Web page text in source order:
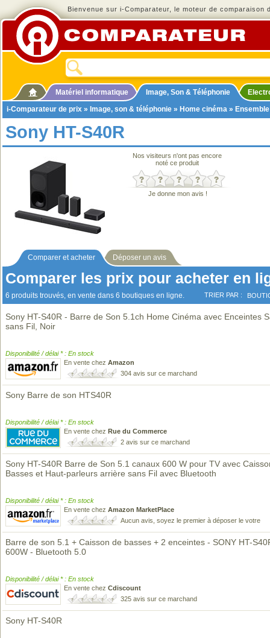
Bienvenue sur i-Comparateur, le moteur de comparaison
Matériel informatique Image, Son & Téléphonie
i-Comparateur de prix » Image, son & téléphonie » Home cinéma »
Sony HT-S40R
Nos visiteurs n'ont pas encore
noté ce produit
Je donne mon avis !
Comparer et acheter Déposer un avis
Comparer les prix pour acheter en
6 produits trouvés, en vente dans 6 boutiques en ligne. TRIER PAR :
Sony HT-S40R - Barre de Son 5.1ch Home Cinéma avec Enceintes
sans Fil, Noir
Disponibilité / délai * : En stock
En vente chez Amazon
304 avis sur ce marchand
Sony Barre de son HTS40R
Disponibilité / délai * : En stock
En vente chez Rue du Commerce
2 avis sur ce marchand
Sony HT-S40R Barre de Son 5.1 canaux 600 W pour TV avec
Basses et Haut-parleurs arrière sans Fil avec Bluetooth
Disponibilité / délai * : En stock
En vente chez Amazon MarketPlace
Aucun avis, soyez le premier à déposer le votre
Barre de son 5.1 + Caisson de basses + 2 enceintes - SONY HT-
600W - Bluetooth 5.0
Disponibilité / délai * : En stock
En vente chez Cdiscount
325 avis sur ce marchand
Sony HT-S40R